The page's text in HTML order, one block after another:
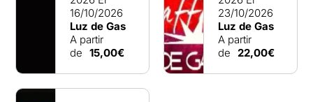
16/10/2026
Luz de Gas
A partir
de 15,00€
23/10/2026
Luz de Gas
A partir
de 22,00€